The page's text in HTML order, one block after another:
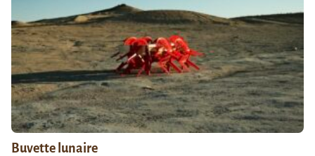
Buvette lunaire